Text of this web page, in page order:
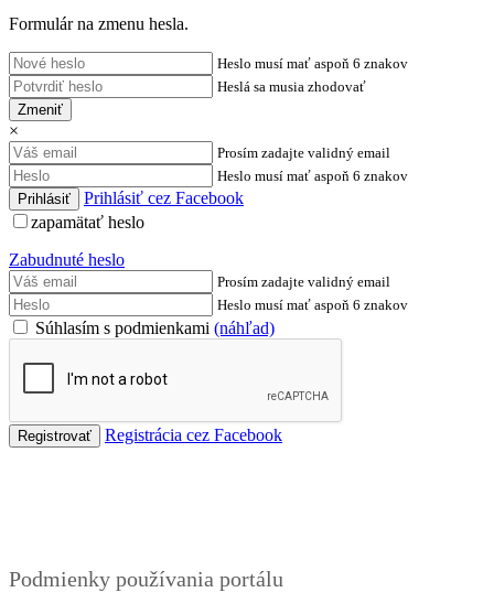
Formulár na zmenu hesla.
Heslo musí mať aspoň 6 znakov
Heslá sa musia zhodovať
Zmeniť
×
Prosím zadajte validný email
Heslo musí mať aspoň 6 znakov
Prihlásiť cez Facebook
zapamätať heslo
Zabudnuté heslo
Prosím zadajte validný email
Heslo musí mať aspoň 6 znakov
Súhlasím s podmienkami (náhľad)
Registrácia cez Facebook
Podmienky používania portálu